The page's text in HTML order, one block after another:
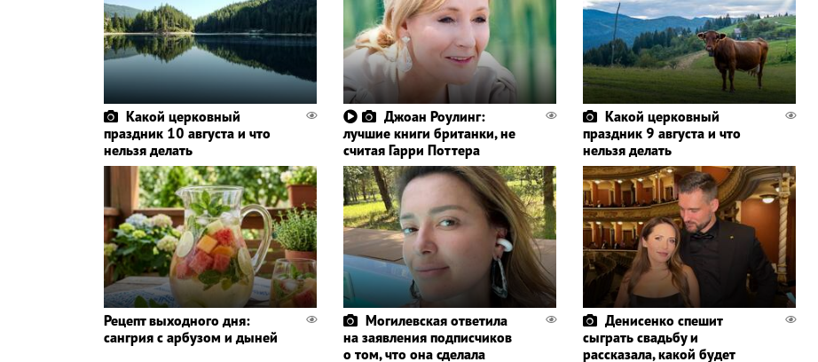
Какой церковный
праздник 10 августа и что
нельзя делать
Джоан Роулинг:
лучшие книги британки, не
считая Гарри Поттера
Какой церковный
праздник 9 августа и что
нельзя делать
Рецепт выходного дня:
сангрия с арбузом и дыней
Могилевская ответила
на заявления подписчиков
о том, что она сделала
Денисенко спешит
сыграть свадьбу и
рассказала, какой будет